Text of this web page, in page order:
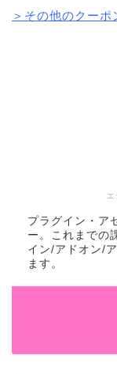
＞その他のクーポ
プラグイン・ア
ー。これまでの
イン/アドオン/
ます。